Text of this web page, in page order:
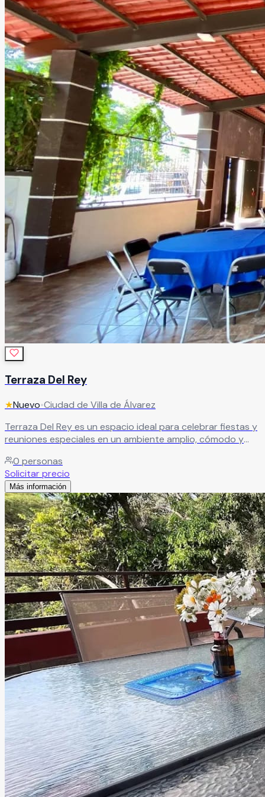
Terraza Del Rey
★Nuevo•Ciudad de Villa de Álvarez
Terraza Del Rey es un espacio ideal para celebrar fiestas y
reuniones especiales en un ambiente amplio, cómodo y
bautizos, confirmaciones, primeras comuniones, piñatas,
baby showers, cumpleaños y reuniones familiares,
ofreciendo un entorno agradable para disfrutar momentos
inolvidables junto a familiares y amigos.Leer más
0 personas
Solicitar precio
Más información